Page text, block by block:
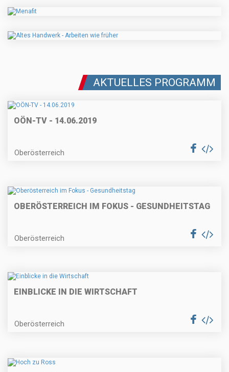
AKTUELLES PROGRAMM
OÖN-TV - 14.06.2019
Oberösterreich
OBERÖSTERREICH IM FOKUS - GESUNDHEITSTAG
Oberösterreich
EINBLICKE IN DIE WIRTSCHAFT
Oberösterreich